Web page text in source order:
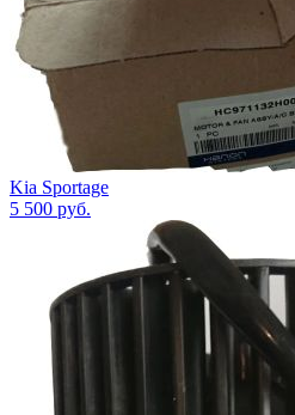
Kia Sportage
5 500 руб.